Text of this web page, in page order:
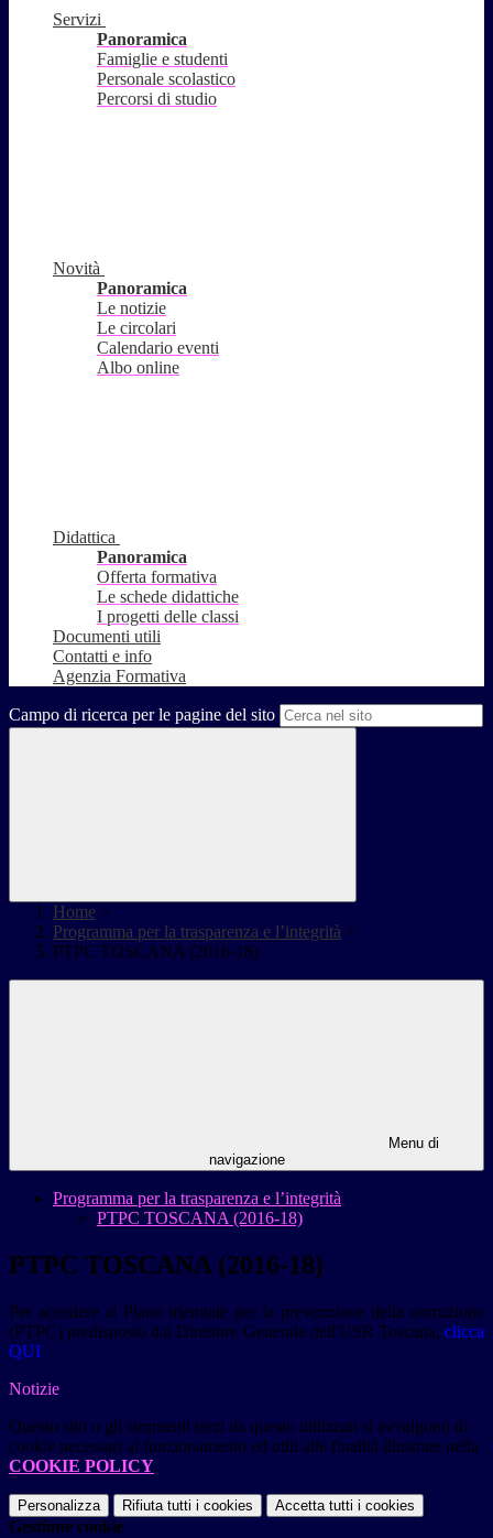
Servizi
Panoramica
Famiglie e studenti
Personale scolastico
Percorsi di studio
Novità
Panoramica
Le notizie
Le circolari
Calendario eventi
Albo online
Didattica
Panoramica
Offerta formativa
Le schede didattiche
I progetti delle classi
Documenti utili
Contatti e info
Agenzia Formativa
Campo di ricerca per le pagine del sito
Home >
Programma per la trasparenza e l’integrità >
PTPC TOSCANA (2016-18)
Menu di
navigazione
Programma per la trasparenza e l’integrità
PTPC TOSCANA (2016-18)
PTPC TOSCANA (2016-18)
Per accedere al Piano triennale per la prevenzione della corruzione
(PTPC) predisposto dal Direttore Generale dell'USR Toscana, clicca
QUI
Notizie
Questo sito o gli strumenti terzi da questo utilizzati si avvalgono di
cookie necessari al funzionamento ed utili alle finalità illustrate nella
COOKIE POLICY.
Personalizza Rifiuta tutti i cookies Accetta tutti i cookies
Gestione cookie